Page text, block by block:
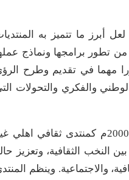
أبرز ما تتميز به
من تطور برامجها ونماذج
مهما في تقديم وطرح
والفكري والتحولات
وتطرق “الشايب” في المحور الثالث، لتجربة منتدى الثلاثاء الثقافي، وأنه انطلق عام 2000م كمنتدى ثقافي
الثقافية، وتعزيز
والاجتماعية. وينظم